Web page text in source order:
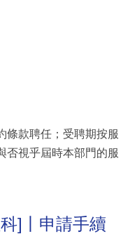
條款聘任；受聘期按服
否視乎屆時本部門的服
]丨申請手續